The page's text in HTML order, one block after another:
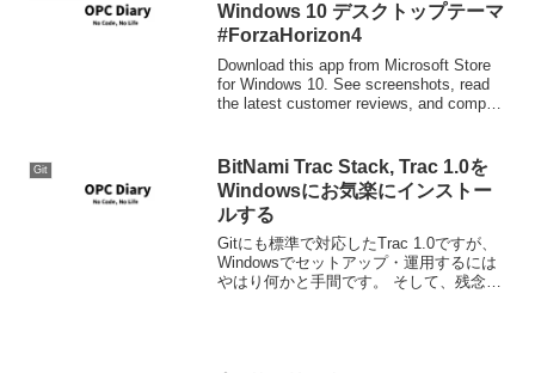
Windows 10 デスクトップテーマ
#ForzaHorizon4
Download this app from Microsoft Store
for Windows 10. See screenshots, read
the latest customer reviews, and compare
Git
BitNami Trac Stack, Trac 1.0を
Windowsにお気楽にインストー
ルする
Gitにも標準で対応したTrac 1.0ですが、
Windowsでセットアップ・運用するには
やはり何かと手間です。 そして、残念な